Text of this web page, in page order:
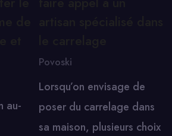
au-
Povoski
Lorsqu’on envisage de
poser du carrelage dans
sa maison, plusieurs choix